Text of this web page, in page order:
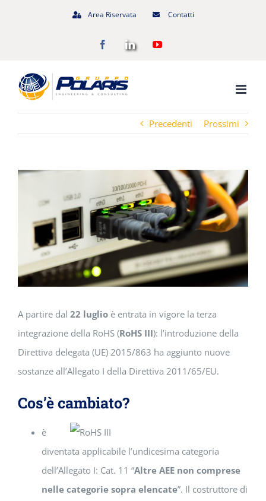
Area Riservata Contatti
FacebookLinkedInYouTube
Precedenti Prossimi
A partire dal 22 luglioè entrata in vigore la terza
integrazione della RoHS (RoHS III): l’introduzione della
Direttiva delegata (UE) 2015/863 ha aggiunto nuove
sostanze all’Allegato I della Direttiva 2011/65/EU.
Cos’è cambiato?
è
diventata applicabile l’undicesima categoria
dell’Allegato I: Cat. 11 “Altre AEE non comprese
nelle categorie sopra elencate”. Il costruttore di